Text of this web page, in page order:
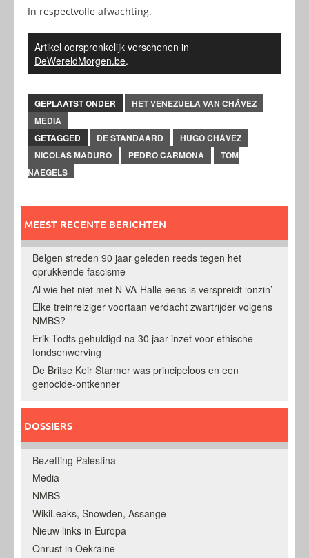
In respectvolle afwachting.
Artikel oorspronkelijk verschenen in
DeWereldMorgen.be.
GEPLAATST ONDER
HET VENEZUELA VAN CHÁVEZ
MEDIA
GETAGGED
DE STANDAARD
HUGO CHÁVEZ
NICOLAS MADURO
PEDRO CARMONA
TOM
NAEGELS
MEEST RECENTE BERICHTEN
Belgen streden 90 jaar geleden reeds tegen het
oprukkende fascisme
Al wie het niet met N-VA-Halle eens is verspreidt ‘onzin’
Elke treinreiziger voortaan verdacht zwartrijder volgens
NMBS?
Erik Todts gehuldigd na 30 jaar inzet voor ethische
fondsenwerving
De Britse Keir Starmer was principeloos en een
genocide-ontkenner
DOSSIERS
Bezetting Palestina
Media
NMBS
WikiLeaks, Snowden, Assange
Nieuw links in Europa
Onrust in Oekraine